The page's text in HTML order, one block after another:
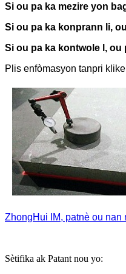
Si ou pa ka mezire yon
Si ou pa ka konprann li,
Si ou pa ka kontwole l, ou
Plis enfòmasyon tanpri
ZhongHui IM, patnè ou nan
Sètifika ak Patant nou yo: